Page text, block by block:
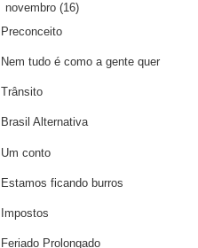
novembro (16)
Preconceito
Nem tudo é como a gente quer
Trânsito
Brasil Alternativa
Um conto
Estamos ficando burros
Impostos
Feriado Prolongado